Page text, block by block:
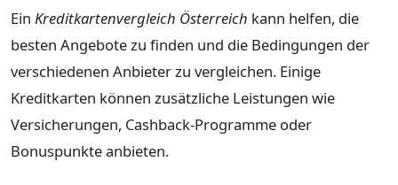
Ein Kreditkartenvergleich Österreich kann helfen, die
besten Angebote zu finden und die Bedingungen der
verschiedenen Anbieter zu vergleichen. Einige
Kreditkarten können zusätzliche Leistungen wie
Versicherungen, Cashback-Programme oder
Bonuspunkte anbieten.